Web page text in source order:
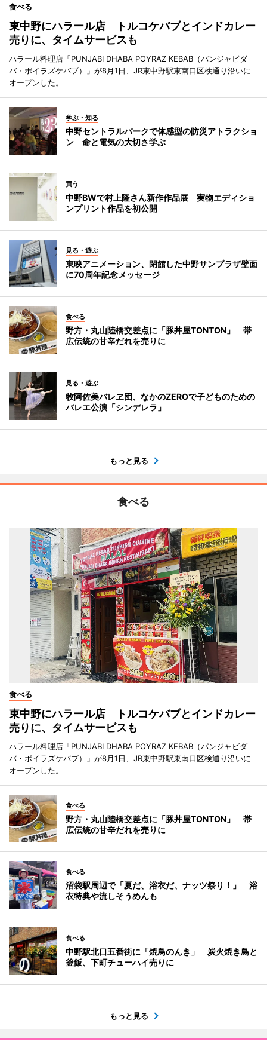
食べる
東中野にハラール店 トルコケバブとインドカレー
売りに、タイムサービスも
ハラール料理店「PUNJABI DHABA POYRAZ KEBAB（パンジャビダ
バ・ポイラズケバブ）」が8月1日、JR東中野駅東南口区検通り沿いに
オープンした。
学ぶ・知る
中野セントラルパークで体感型の防災アトラクショ
ン 命と電気の大切さ学ぶ
買う
中野BWで村上隆さん新作作品展 実物エディショ
ンプリント作品を初公開
見る・遊ぶ
東映アニメーション、閉館した中野サンプラザ壁面
に70周年記念メッセージ
食べる
野方・丸山陸橋交差点に「豚丼屋TONTON」 帯
広伝統の甘辛だれを売りに
見る・遊ぶ
牧阿佐美バレヱ団、なかのZEROで子どものための
バレエ公演「シンデレラ」
もっと見る
食べる
食べる
東中野にハラール店 トルコケバブとインドカレー
売りに、タイムサービスも
ハラール料理店「PUNJABI DHABA POYRAZ KEBAB（パンジャビダ
バ・ポイラズケバブ）」が8月1日、JR東中野駅東南口区検通り沿いに
オープンした。
食べる
野方・丸山陸橋交差点に「豚丼屋TONTON」 帯
広伝統の甘辛だれを売りに
食べる
沼袋駅周辺で「夏だ、浴衣だ、ナッツ祭り！」 浴
衣特典や流しそうめんも
食べる
中野駅北口五番街に「焼鳥のんき」 炭火焼き鳥と
釜飯、下町チューハイ売りに
もっと見る